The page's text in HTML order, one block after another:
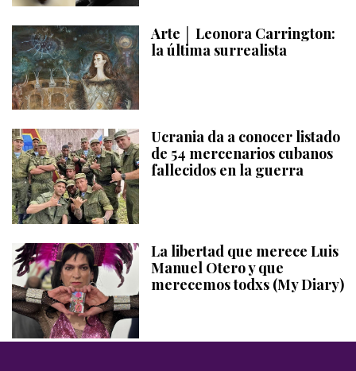
Arte │ Leonora Carrington:
la última surrealista
Ucrania da a conocer listado
de 54 mercenarios cubanos
fallecidos en la guerra
La libertad que merece Luis
Manuel Otero y que
merecemos todxs (My Diary)